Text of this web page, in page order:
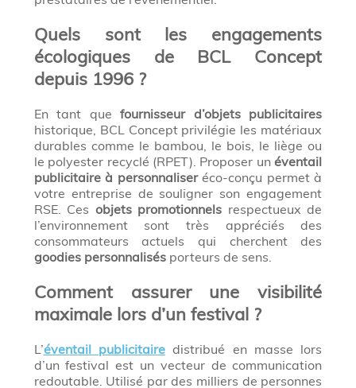
Quels sont les engagements
écologiques de BCL Concept
depuis 1996 ?
En tant quefournisseur d’objets publicitaires
historique, BCL Concept privilégie les matériaux
durables comme le bambou, le bois, le liège ou
le polyester recyclé (RPET). Proposer unéventail
publicitaire à personnaliseréco-conçu permet à
votre entreprise de souligner son engagement
RSE. Ces objets promotionnels respectueux de
l’environnement sont très appréciés des
consommateurs actuels qui cherchent des
goodies personnalisésporteurs de sens.
Comment assurer une visibilité
maximale lors d’un festival ?
L’éventail publicitairedistribué en masse lors
d’un festival est un vecteur de communication
redoutable. Utilisé par des milliers de personnes